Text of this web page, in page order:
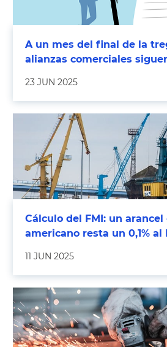
A un mes del final de la
alianzas comerciales
23 JUN 2025
Cálculo del FMI: un arancel
americano resta un 0,1% al
11 JUN 2025